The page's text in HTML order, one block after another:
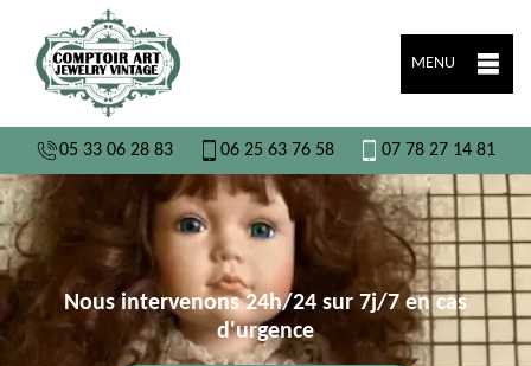
MENU
05 33 06 28 83 06 25 63 76 58 07 78 27 14 81
Nous intervenons 24h/24 sur 7j/7 en cas
d'urgence